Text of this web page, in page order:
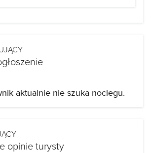
aktualnie nie szuka noclegu.
opinie turysty